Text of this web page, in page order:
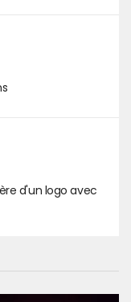
d'un logo avec